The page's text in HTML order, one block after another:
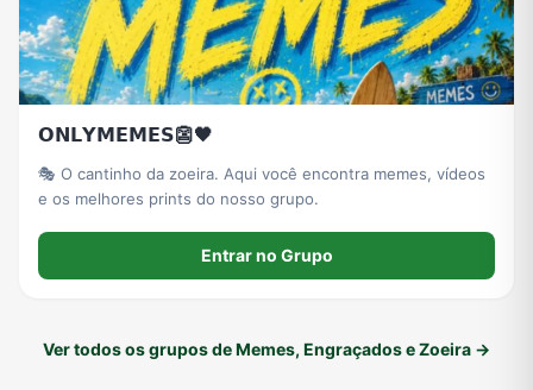
𝗢𝗡𝗟𝗬𝗠𝗘𝗠𝗘𝗦👺🖤
🎭 O cantinho da zoeira. Aqui você encontra memes, vídeos
e os melhores prints do nosso grupo.
Entrar no Grupo
Ver todos os grupos de Memes, Engraçados e Zoeira →